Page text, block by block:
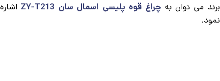
برند می توان به چراغ قوه پلیسی اسمال سان ZY-T213
اشاره
نمود.